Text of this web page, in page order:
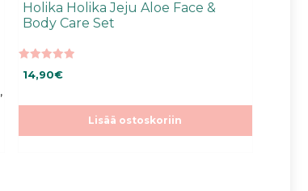
,
Holika Holika Jeju Aloe Face &
Body Care Set
5:stä
14,90€
Lisää ostoskoriin